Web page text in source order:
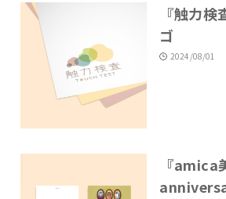
『触力
ゴ
2024/08/01
『amica